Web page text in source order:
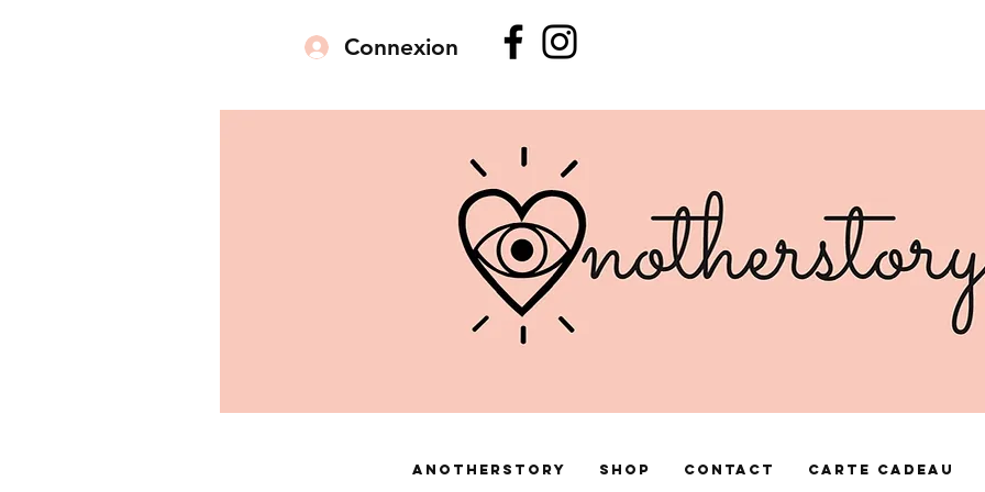
Connexion
Anotherstory Shop Contact Carte cadeau